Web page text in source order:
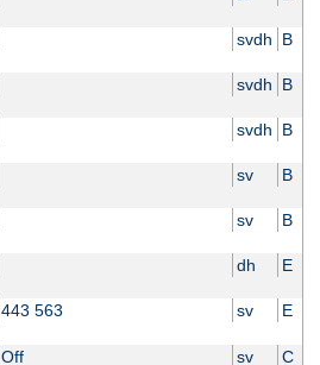
svdh B
svdh B
svdh B
sv B
sv B
dh E
443 563 sv E
Off sv C